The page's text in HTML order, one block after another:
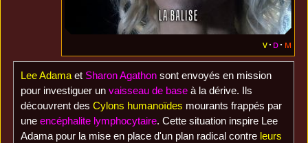
v d m
Lee Adamaet Sharon Agathonsont envoyés en mission
pour investiguer un vaisseau de baseà la dérive. Ils
découvrent des Cylons humanoïdes mourants frappés par
une encéphalite lymphocytaire. Cette situation inspire Lee
Adama pour la mise en place d'un plan radical contre leurs